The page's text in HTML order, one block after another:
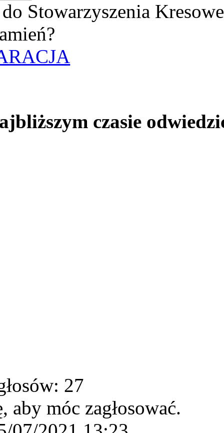
Stowarzyszenia
czasie
27
aby móc zagłosować.